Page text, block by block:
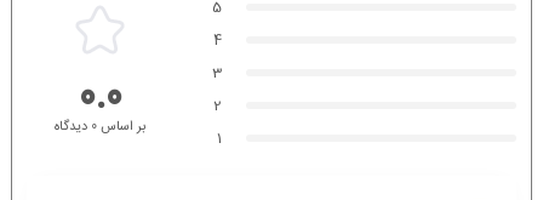
5
4
3
2
1
0.0بر اساس 0 دیدگاه